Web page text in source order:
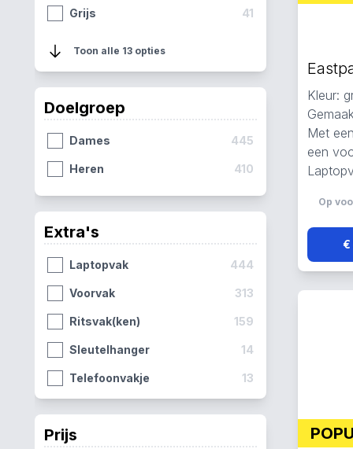
Grijs 41
Roze 24
Wit 4
Zilver
Toon alle 13 opties
Doelgroep
Dames 445
Heren 410
Extra's
Laptopvak 444
Voorvak 313
Ritsvak(ken) 159
Sleutelhanger 14
Telefoonvakje 13
Prijs
Kleur:
Met
een
Op
€